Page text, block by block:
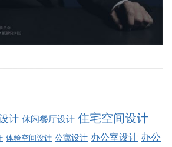
计 休闲餐厅设计 住宅空间设计
体验空间设计 公寓设计 办公室设计 办公